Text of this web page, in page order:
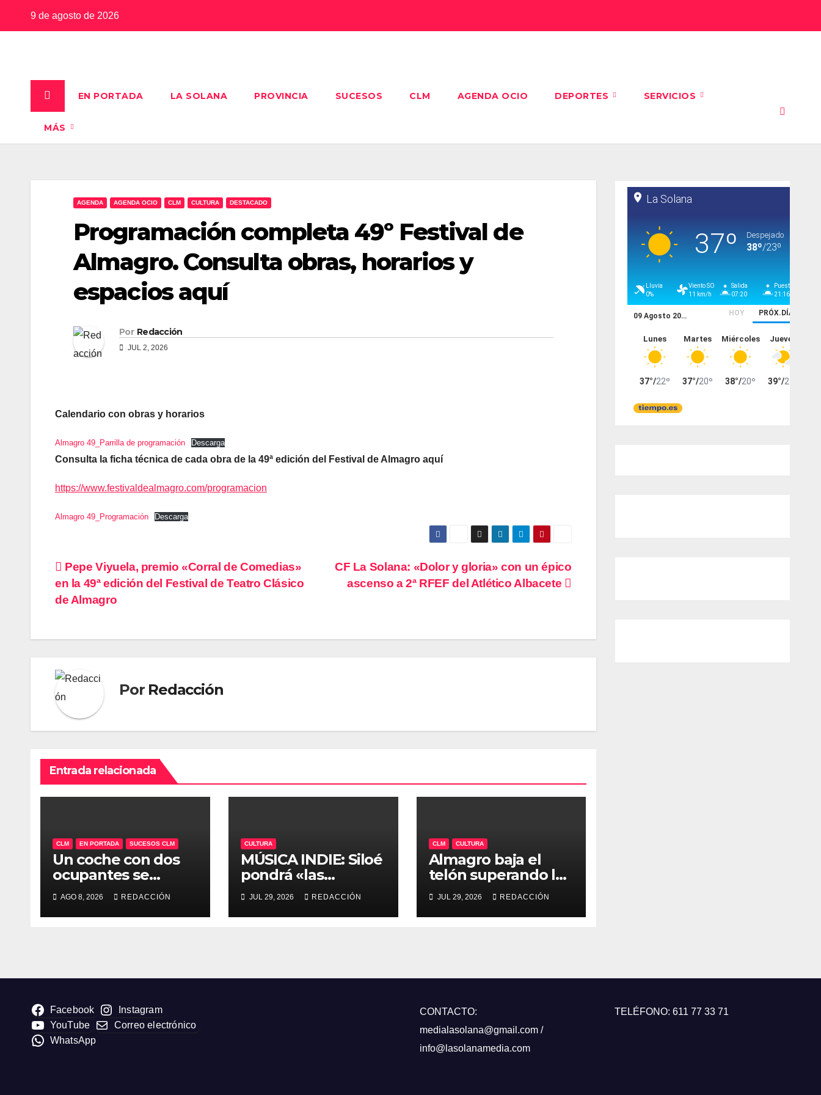
9 de agosto de 2026
EN PORTADA LA SOLANA PROVINCIA SUCESOS CLM AGENDA OCIO DEPORTES SERVICIOS
MÁS
AGENDA AGENDA OCIO CLM CULTURA DESTACADO
Programación completa 49º Festival de
Almagro. Consulta obras, horarios y
espacios aquí
Por Redacción
JUL 2, 2026
Calendario con obras y horarios
Almagro 49_Parrilla de programación Descarga
Consulta la ficha técnica de cada obra de la 49ª edición del Festival de Almagro aquí
https://www.festivaldealmagro.com/programacion
Almagro 49_Programación Descarga
Navegación
de
CF La Solana: «Dolor y gloria» con un épico
ascenso a 2ª RFEF del Atlético Albacete
Pepe Viyuela, premio «Corral de Comedias»
en la 49ª edición del Festival de Teatro Clásico
de Almagro
Por Redacción
Entrada relacionada
CLM EN PORTADA SUCESOS CLM
Un coche con dos
ocupantes se
precicipita por un
barranco de 35
metros en Alcalá
AGO 8, 2026 REDACCIÓN
CULTURA
MÚSICA INDIE: Siloé
pondrá «las
palabras» que
definen un gran
verano en la
JUL 29, 2026 REDACCIÓN
CLM CULTURA
Almagro baja el
telón superando los
78.000
espectadores y ya
encara su 50ª
JUL 29, 2026 REDACCIÓN
Facebook
Instagram
YouTube
Correo electrónico
WhatsApp
CONTACTO:
medialasolana@gmail.com /
info@lasolanamedia.com
TELÉFONO: 611 77 33 71